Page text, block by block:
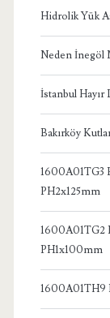
Hidrolik Yük
Neden İnegöl
İstanbul Hayır
Bakırköy
1600A01TG3
PH2x125mm
1600A01TG2
PH1x100mm
1600A01TH9